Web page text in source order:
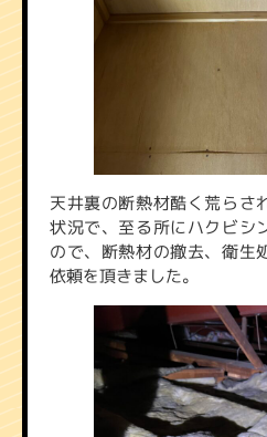
天井裏の断熱材酷く荒らさ
状況で、至る所にハクビシ
ので、断熱材の撤去、衛生
依頼を頂きました。